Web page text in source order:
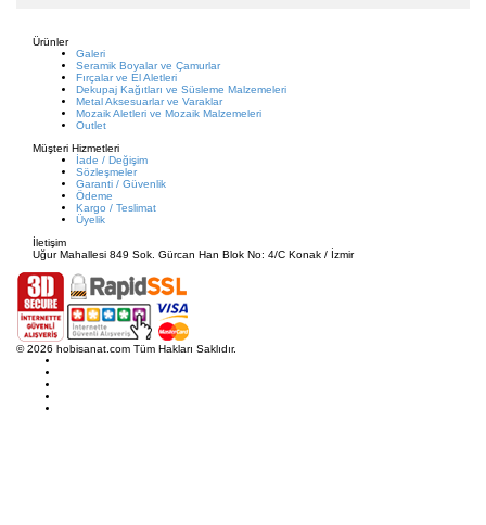
Ürünler
Galeri
Seramik Boyalar ve Çamurlar
Fırçalar ve El Aletleri
Dekupaj Kağıtları ve Süsleme Malzemeleri
Metal Aksesuarlar ve Varaklar
Mozaik Aletleri ve Mozaik Malzemeleri
Outlet
Müşteri Hizmetleri
İade / Değişim
Sözleşmeler
Garanti / Güvenlik
Ödeme
Kargo / Teslimat
Üyelik
İletişim
Uğur Mahallesi 849 Sok. Gürcan Han Blok No: 4/C Konak / İzmir
© 2026 hobisanat.com Tüm Hakları Saklıdır.